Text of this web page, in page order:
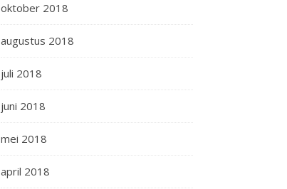
oktober 2018
augustus 2018
juli 2018
juni 2018
mei 2018
april 2018